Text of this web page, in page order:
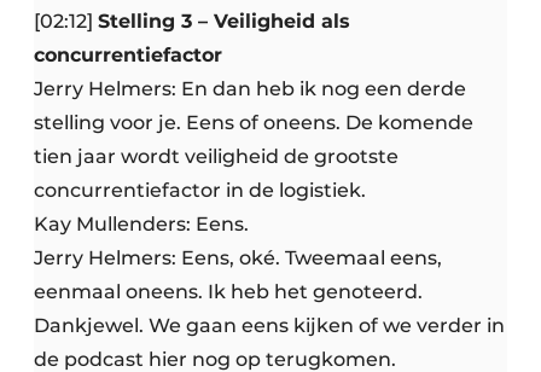
[02:12] Stelling 3 – Veiligheid als
concurrentiefactor
Jerry Helmers: En dan heb ik nog een derde
stelling voor je. Eens of oneens. De komende
tien jaar wordt veiligheid de grootste
concurrentiefactor in de logistiek.
Kay Mullenders: Eens.
Jerry Helmers: Eens, oké. Tweemaal eens,
eenmaal oneens. Ik heb het genoteerd.
Dankjewel. We gaan eens kijken of we verder in
de podcast hier nog op terugkomen.